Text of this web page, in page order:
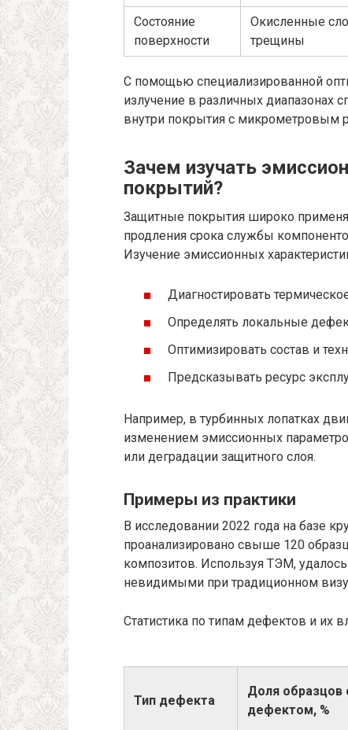
Состояние
поверхности
Окисленные
трещины
С помощью специализированной
излучение в различных диапазонах
внутри покрытия с микрометровым
Зачем изучать
покрытий?
Защитные покрытия широко
продления срока службы
Изучение эмиссионных
Диагностировать
Определять локальные
Оптимизировать состав и
Предсказывать ресурс
Например, в турбинных лопатках
изменением эмиссионных
или деградации защитного слоя.
Примеры из практики
В исследовании 2022 года на базе
проанализировано свыше 120
композитов. Используя ТЭМ,
невидимыми при традиционном
Статистика по типам дефектов и их
Тип дефекта
Доля образцов
дефектом, %